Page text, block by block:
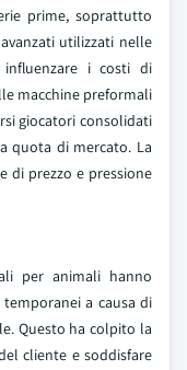
prime, soprattutto
utilizzati nelle
influenzare i costi di
macchine preformali
giocatori consolidati
quota di mercato. La
di prezzo e pressione
per animali hanno
a causa di
Questo ha colpito la
cliente e soddisfare